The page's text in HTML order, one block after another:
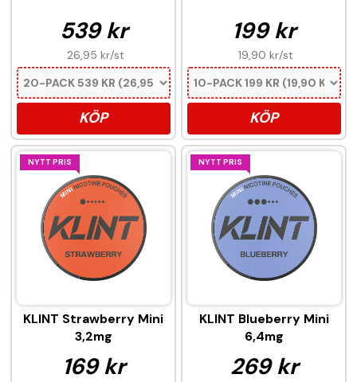
539 kr
26,95 kr/st
KÖP
199 kr
19,90 kr/st
KÖP
NYTT PRIS
KLINT Strawberry Mini
3,2mg
169 kr
NYTT PRIS
KLINT Blueberry Mini
6,4mg
269 kr